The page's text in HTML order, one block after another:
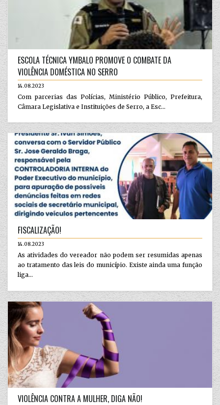
ESCOLA TÉCNICA YMBALO PROMOVE O COMBATE DA
VIOLÊNCIA DOMÉSTICA NO SERRO
14.08.2023
Com parcerias das Polícias, Ministério Público, Prefeitura,
Câmara Legislativa e Instituições de Serro, a Esc...
FISCALIZAÇÃO!
14.08.2023
As atividades do vereador não podem ser resumidas apenas
ao tratamento das leis do município. Existe ainda uma função
liga...
VIOLÊNCIA CONTRA A MULHER, DIGA NÃO!